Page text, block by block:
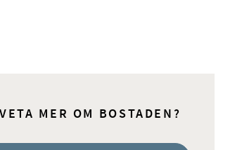
MER OM BOSTADEN?